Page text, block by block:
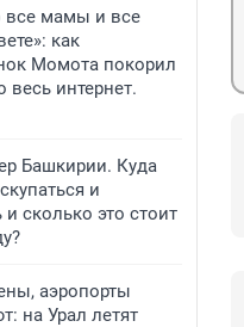
все мамы и все
как
Момота покорил
весь интернет.
Башкирии. Куда
и
и сколько это стоит
аэропорты
на Урал летят